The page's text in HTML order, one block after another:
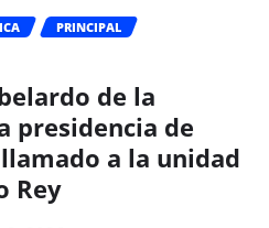
PRINCIPAL
de la
presidencia de
a la unidad
Rey